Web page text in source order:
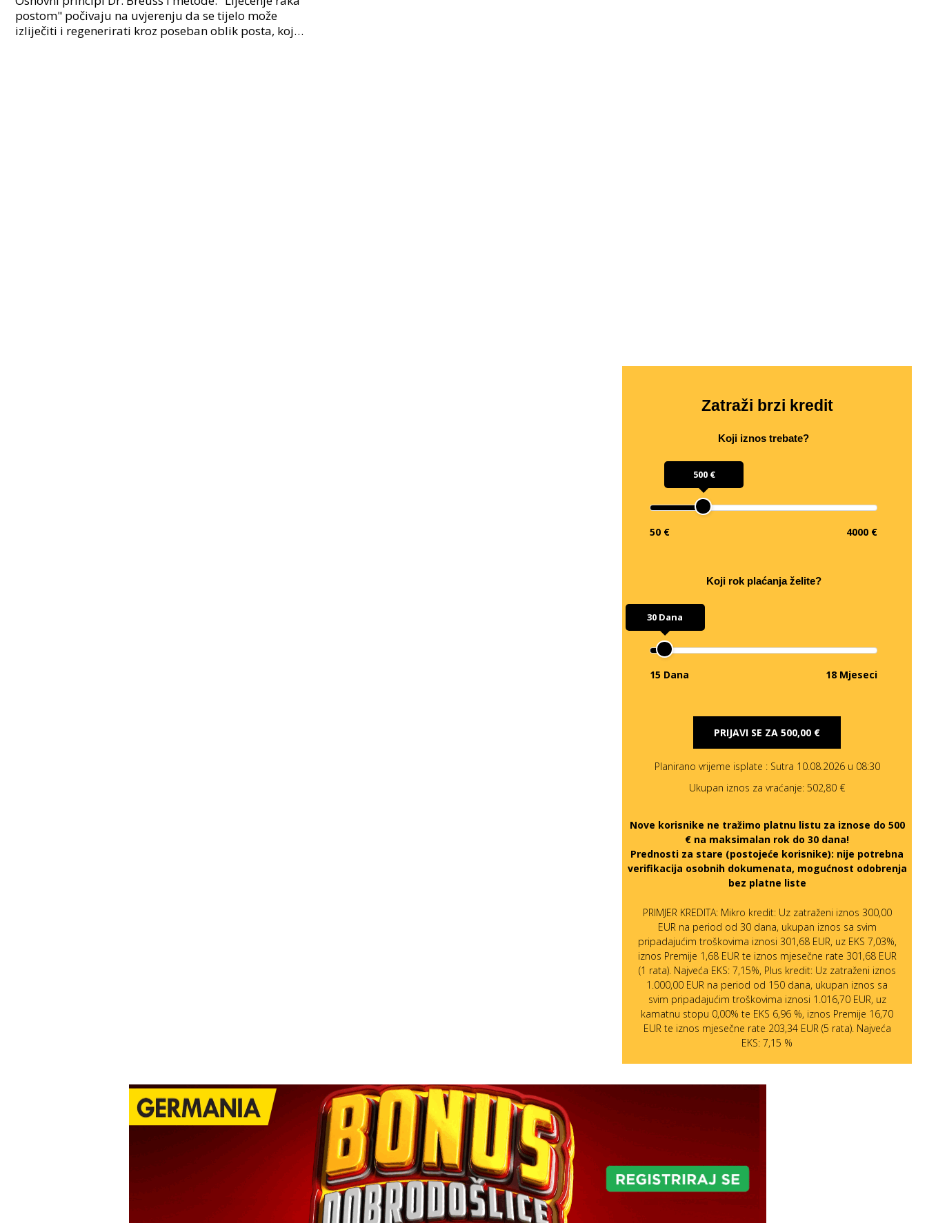
postom" počivaju na uvjerenju da se tijelo može
izliječiti i regenerirati kroz poseban oblik posta, koji
Zatraži brzi kredit
Koji iznos trebate?
500 €
50 € 4000 €
Koji rok plaćanja želite?
30 Dana
15 Dana 18 Mjeseci
PRIJAVI SE ZA 500,00 €
Planirano vrijeme isplate : Sutra 10.08.2026 u 08:30
Ukupan iznos za vraćanje: 502,80 €
Nove korisnike ne tražimo platnu listu za iznose do 500
€ na maksimalan rok do 30 dana!
Prednosti za stare (postojeće korisnike): nije potrebna
verifikacija osobnih dokumenata, mogućnost odobrenja
bez platne liste
PRIMJER KREDITA: Mikro kredit: Uz zatraženi iznos 300,00
EUR na period od 30 dana, ukupan iznos sa svim
pripadajućim troškovima iznosi 301,68 EUR, uz EKS 7,03%,
iznos Premije 1,68 EUR te iznos mjesečne rate 301,68 EUR
(1 rata). Najveća EKS: 7,15%, Plus kredit: Uz zatraženi iznos
1.000,00 EUR na period od 150 dana, ukupan iznos sa
svim pripadajućim troškovima iznosi 1.016,70 EUR, uz
kamatnu stopu 0,00% te EKS 6,96 %, iznos Premije 16,70
EUR te iznos mjesečne rate 203,34 EUR (5 rata). Najveća
EKS: 7,15 %